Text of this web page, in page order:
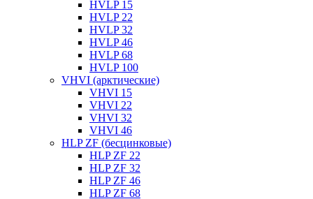
HVLP 15
HVLP 22
HVLP 32
HVLP 46
HVLP 68
HVLP 100
VHVI (арктические)
VHVI 15
VHVI 22
VHVI 32
VHVI 46
HLP ZF (бесцинковые)
HLP ZF 22
HLP ZF 32
HLP ZF 46
HLP ZF 68